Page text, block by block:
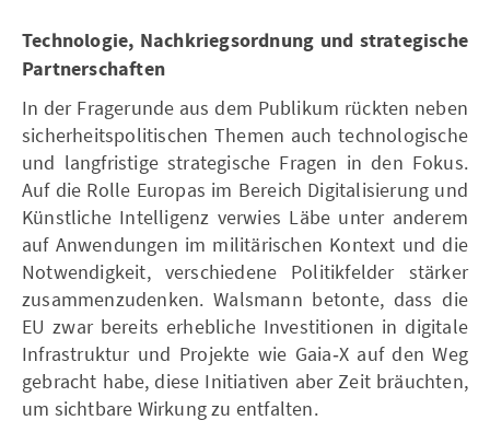
Technologie, Nachkriegsordnung und strategische
Partnerschaften
In der Fragerunde aus dem Publikum rückten neben
sicherheitspolitischen Themen auch technologische
und langfristige strategische Fragen in den Fokus.
Auf die Rolle Europas im Bereich Digitalisierung und
Künstliche Intelligenz verwies Läbe unter anderem
auf Anwendungen im militärischen Kontext und die
Notwendigkeit, verschiedene Politikfelder stärker
zusammenzudenken. Walsmann betonte, dass die
EU zwar bereits erhebliche Investitionen in digitale
Infrastruktur und Projekte wie Gaia‑X auf den Weg
gebracht habe, diese Initiativen aber Zeit bräuchten,
um sichtbare Wirkung zu entfalten.